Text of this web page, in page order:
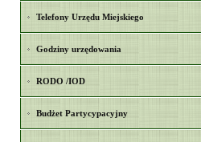
Telefony Urzędu Miejskiego
Godziny urzędowania
RODO /IOD
Budżet Partycypacyjny